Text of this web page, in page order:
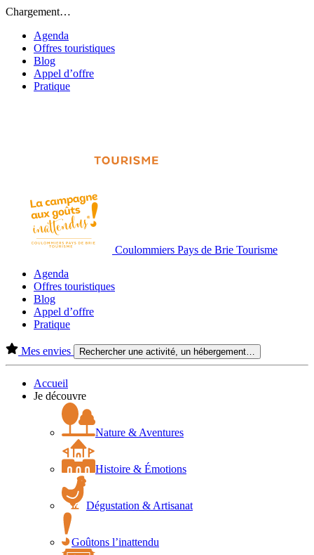
Chargement…
Agenda
Offres touristiques
Blog
Appel d’offre
Pratique
Coulommiers Pays de Brie Tourisme
Agenda
Offres touristiques
Blog
Appel d’offre
Pratique
Mes envies Rechercher une activité, un hébergement…
Accueil
Je découvre
Nature & Aventures
Histoire & Émotions
Dégustation & Artisanat
Goûtons l’inattendu